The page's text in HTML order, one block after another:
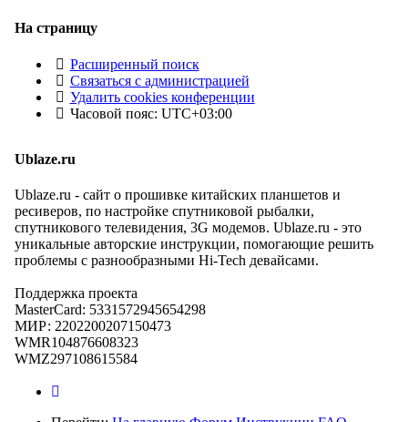
На страницу
Расширенный поиск
Связаться с администрацией
Удалить cookies конференции
Часовой пояс: UTC+03:00
Ublaze.ru
Ublaze.ru - сайт о прошивке китайских планшетов и
ресиверов, по настройке спутниковой рыбалки,
спутникового телевидения, 3G модемов. Ublaze.ru - это
уникальные авторские инструкции, помогающие решить
проблемы с разнообразными Hi-Tech девайсами.
Поддержка проекта
MasterCard: 5331572945654298
МИР: 2202200207150473
WMR104876608323
WMZ297108615584